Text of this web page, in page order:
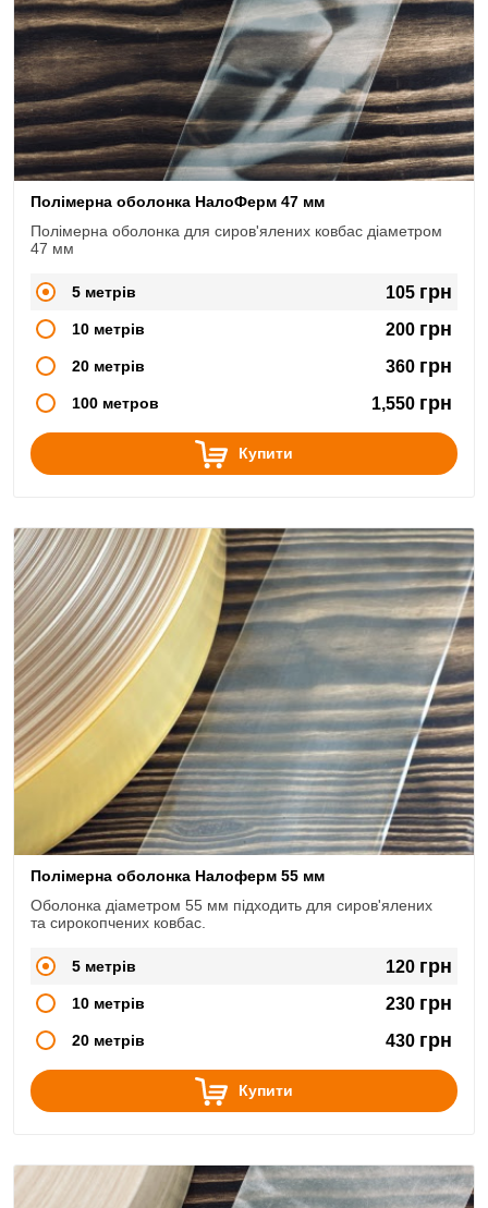
Полімерна оболонка НалоФерм 47 мм
Полімерна оболонка для сиров'ялених ковбас діаметром
47 мм
5 метрів 105 грн
10 метрів 200 грн
20 метрів 360 грн
100 метров 1,550 грн
Купити
Полімерна оболонка Налоферм 55 мм
Оболонка діаметром 55 мм підходить для сиров'ялених
та сирокопчених ковбас.
5 метрів 120 грн
10 метрів 230 грн
20 метрів 430 грн
Купити